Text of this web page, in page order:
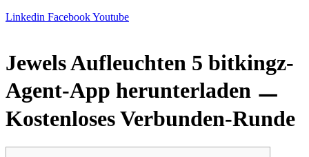
Linkedin FacebookYoutube
Jewels Aufleuchten 5 bitkingz-
Agent-App herunterladen ㅡ
Kostenloses Verbunden-Runde